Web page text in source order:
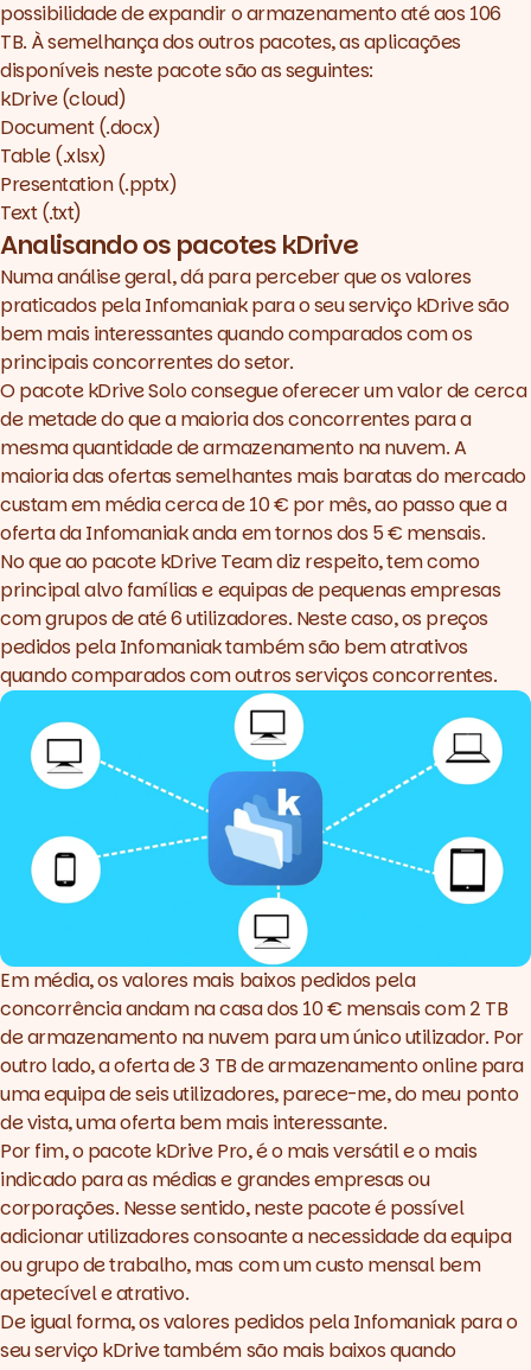
possibilidade de expandir o armazenamento até aos 106
TB. À semelhança dos outros pacotes, as aplicações
disponíveis neste pacote são as seguintes:
kDrive (cloud)
Document (.docx)
Table (.xlsx)
Presentation (.pptx)
Text (.txt)
Analisando os pacotes kDrive
Numa análise geral, dá para perceber que os valores
praticados pela Infomaniak para o seu serviçokDrivesão
bem mais interessantes quando comparados com os
principais concorrentes do setor.
O pacote kDrive Solo consegue oferecer um valor de cerca
de metade do que a maioria dos concorrentes para a
mesma quantidade de armazenamento na nuvem. A
maioria das ofertas semelhantes mais baratas do mercado
custam em média cerca de 10 € por mês, ao passo que a
oferta da Infomaniak anda em tornos dos 5 € mensais.
No que ao pacote kDrive Team diz respeito, tem como
principal alvo famílias e equipas de pequenas empresas
com grupos de até 6 utilizadores. Neste caso, os preços
pedidos pela Infomaniak também são bem atrativos
quando comparados com outros serviços concorrentes.
Em média, os valores mais baixos pedidos pela
concorrência andam na casa dos 10 € mensais com 2 TB
de armazenamento na nuvem para um único utilizador. Por
outro lado, a oferta de 3 TB de armazenamento online para
uma equipa de seis utilizadores, parece-me, do meu ponto
de vista, uma oferta bem mais interessante.
Por fim, o pacote kDrive Pro, é o mais versátil e o mais
indicado para as médias e grandes empresas ou
corporações. Nesse sentido, neste pacote é possível
adicionar utilizadores consoante a necessidade da equipa
ou grupo de trabalho, mas com um custo mensal bem
apetecível e atrativo.
De igual forma, os valores pedidos pela Infomaniak para o
seu serviço kDrive também são mais baixos quando